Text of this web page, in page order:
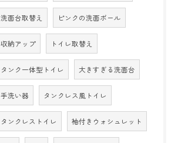
洗面台取替え ピンクの洗面ボール
収納アップ トイレ取替え
タンク一体型トイレ 大きすぎる洗面台
手洗い器 タンクレス風トイレ
タンクレストイレ 袖付きウォシュレット